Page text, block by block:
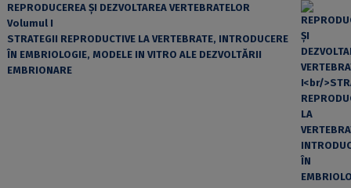
REPRODUCEREA ȘI DEZVOLTAREA VERTEBRATELOR
Volumul I
STRATEGII REPRODUCTIVE LA VERTEBRATE, INTRODUCERE
ÎN EMBRIOLOGIE, MODELE IN VITRO ALE DEZVOLTĂRII
EMBRIONARE